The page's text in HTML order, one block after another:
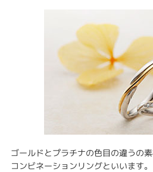
ゴールドとプラチナの色目の違うの
コンビネーションリングといいます。